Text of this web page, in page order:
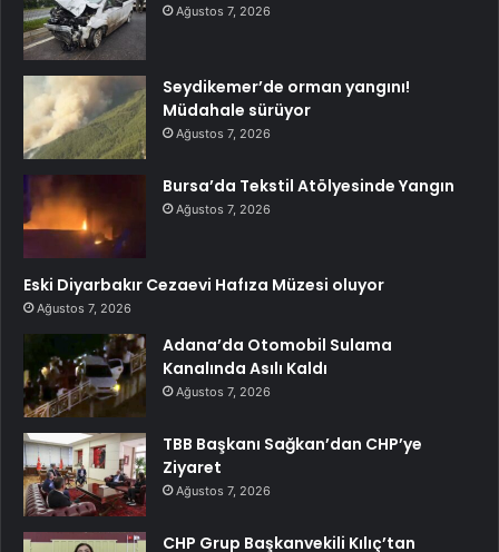
Ağustos 7, 2026
Seydikemer’de orman yangını!
Müdahale sürüyor
Ağustos 7, 2026
Bursa’da Tekstil Atölyesinde Yangın
Ağustos 7, 2026
Eski Diyarbakır Cezaevi Hafıza Müzesi oluyor
Ağustos 7, 2026
Adana’da Otomobil Sulama
Kanalında Asılı Kaldı
Ağustos 7, 2026
TBB Başkanı Sağkan’dan CHP’ye
Ziyaret
Ağustos 7, 2026
CHP Grup Başkanvekili Kılıç’tan